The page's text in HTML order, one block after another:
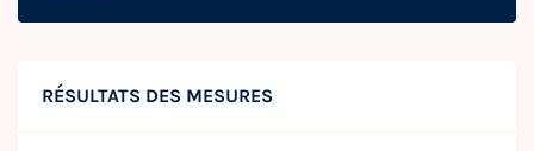
RÉSULTATS DES MESURES